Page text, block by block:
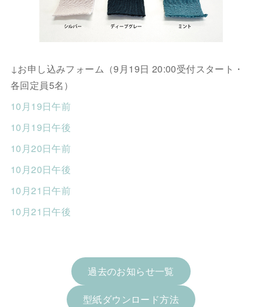
↓お申し込みフォーム（9月19日 20:00受付スタート・
各回定員5名）
10月19日午前
10月19日午後
10月20日午前
10月20日午後
10月21日午前
10月21日午後
過去のお知らせ一覧
型紙ダウンロード方法